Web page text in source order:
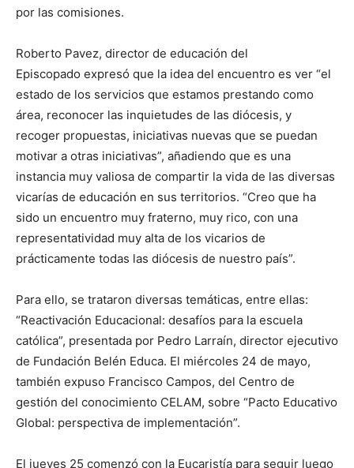
por las comisiones.
Roberto Pavez, director de educación del
Episcopado expresó que la idea del encuentro es ver “el
estado de los servicios que estamos prestando como
área, reconocer las inquietudes de las diócesis, y
recoger propuestas, iniciativas nuevas que se puedan
motivar a otras iniciativas”, añadiendo que es una
instancia muy valiosa de compartir la vida de las diversas
vicarías de educación en sus territorios. “Creo que ha
sido un encuentro muy fraterno, muy rico, con una
representatividad muy alta de los vicarios de
prácticamente todas las diócesis de nuestro país”.
Para ello, se trataron diversas temáticas, entre ellas:
“Reactivación Educacional: desafíos para la escuela
católica”, presentada por Pedro Larraín, director ejecutivo
de Fundación Belén Educa. El miércoles 24 de mayo,
también expuso Francisco Campos, del Centro de
gestión del conocimiento CELAM, sobre “Pacto Educativo
Global: perspectiva de implementación”.
El jueves 25 comenzó con la Eucaristía para seguir luego